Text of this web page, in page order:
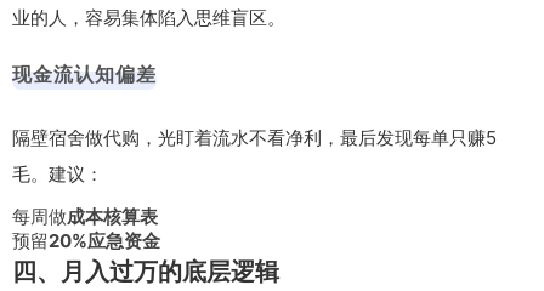
业的人，容易集体陷入思维盲区。
现金流认知偏差
隔壁宿舍做代购，光盯着流水不看净利，最后发现每单只赚5
毛。建议：
每周做成本核算表
预留20%应急资金
四、月入过万的底层逻辑